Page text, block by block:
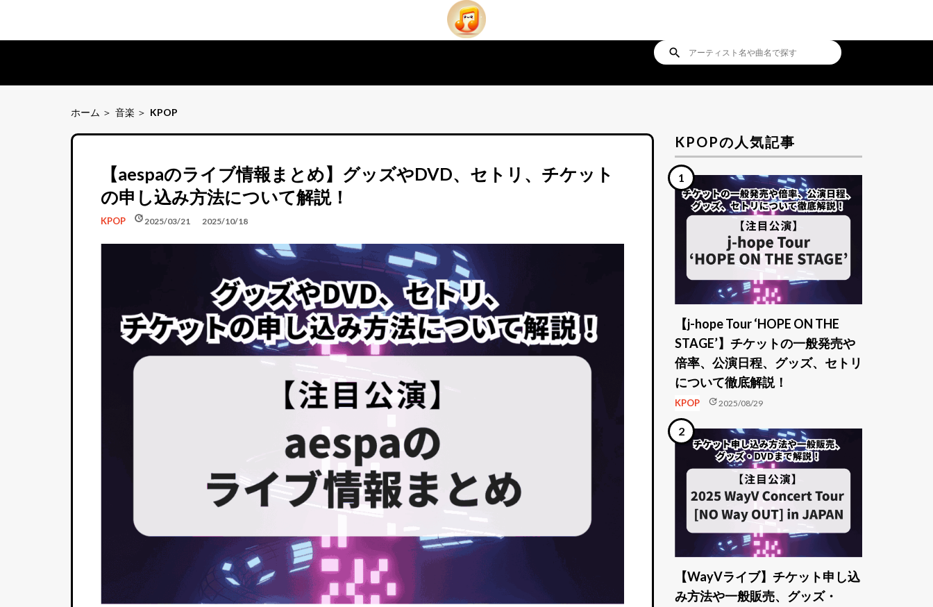
search
ホーム 音楽 KPOP
【aespaのライブ情報まとめ】グッズやDVD、セトリ、チケット
の申し込み方法について解説！
KPOP schedule2025/03/21
update 2025/10/18
KPOPの人気記事
【j-hope Tour ‘HOPE ON THE
STAGE’】チケットの一般発売や
倍率、公演日程、グッズ、セトリ
について徹底解説！
KPOP update2025/08/29
【WayVライブ】チケット申し込
み方法や一般販売、グッズ・